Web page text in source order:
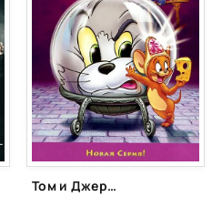
Том и Джерри: Волшебное кольцо